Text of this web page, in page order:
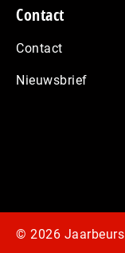
Contact
Contact
Nieuwsbrief
© 2026 Jaarbeurs